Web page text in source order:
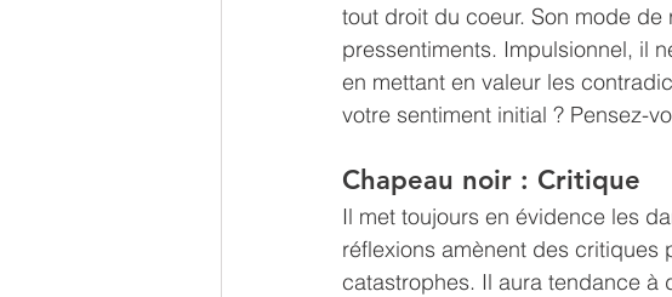
tout droit du coeur. Son mode
pressentiments. Impulsionnel, il
en mettant en valeur les
votre sentiment initial ? Pensez-
Chapeau noir : Critique
Il met toujours en évidence les
réflexions amènent des critiques
catastrophes. Il aura tendance à